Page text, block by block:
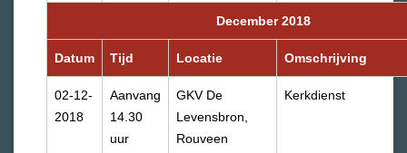
December 2018
Datum Tijd Locatie Omschrijving
02-12-
2018
Aanvang
14.30
uur
GKV De
Levensbron,
Rouveen
Kerkdienst